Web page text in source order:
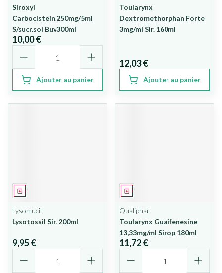
Siroxyl
Carbocistein.250mg/5ml
S/sucr.sol Buv300ml
10,00 €
Ajouter au panier
Toularynx
Dextromethorphan Forte
3mg/ml Sir. 160ml
12,03 €
Ajouter au panier
Médicament
Lysomucil
Lysotossil Sir. 200ml
9,95 €
Médicament
Qualiphar
Toularynx Guaifenesine
13,33mg/ml Sirop 180ml
11,72 €